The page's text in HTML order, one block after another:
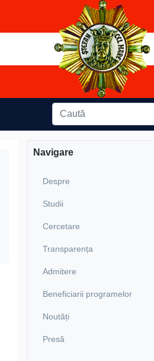
Navigare
Despre
Studii
Cercetare
Transparența
Admitere
Beneficiarii programelor
Noutăți
Presă